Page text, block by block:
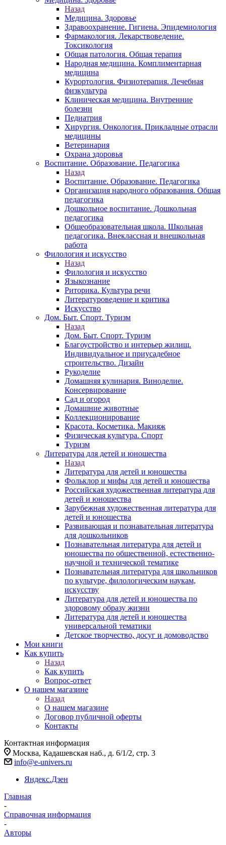
Назад
Медицина. Здоровье
Здравоохранение. Гигиена. Эпидемиология
Фармакология. Лекарствоведение.
Токсикология
Общая патология. Общая терапия
Народная медицина. Комплиментарная
медицина
Курортология. Физиотерапия. Лечебная
физкультура
Клиническая медицина. Внутренние
болезни
Педиатрия
Хирургия. Онкология. Прикладные отрасли
медицины
Ветеринария
Охрана здоровья
Воспитание. Образование. Педагогика
Назад
Воспитание. Образование. Педагогика
Организация народного образования. Общая
педагогика
Дошкольное воспитание. Дошкольная
педагогика
Общеобразовательная школа. Школьная
педагогика. Внеклассная и внешкольная
работа
Филология и искусство
Назад
Филология и искусство
Языкознание
Риторика. Культура речи
Литературоведение и критика
Искусство
Дом. Быт. Спорт. Туризм
Назад
Дом. Быт. Спорт. Туризм
Благоустройство и интерьер жилищ.
Индивидуальное и приусадебное
строительство. Дизайн
Рукоделие
Домашняя кулинария. Виноделие.
Консервирование
Сад и огород
Домашние животные
Коллекционирование
Красота. Косметика. Макияж
Физическая культура. Спорт
Туризм
Литература для детей и юношества
Назад
Литература для детей и юношества
Фольклор и мифы для детей и юношества
Российская художественная литература для
детей и юношества
Зарубежная художественная литература для
детей и юношества
Развивающая и познавательная литература
для дошкольников
Познавательная литература для детей и
юношества по общественной, естественно-
научной и технической тематике
Познавательная литература для школьников
по культуре, филологическим наукам,
искусству
Литература для детей и юношества по
здоровому образу жизни
Литература для детей и юношества
универсальной тематики
Детское творчество, досуг и домоводство
Мои книги
Как купить
Назад
Как купить
Вопрос-ответ
О нашем магазине
Назад
О нашем магазине
Договор публичной оферты
Контакты
Контактная информация
Москва, Кадашевская наб., д. 6/1/2, стр. 3
info@e-univers.ru
Яндекс.Дзен
Главная
-
Справочная информация
-
Авторы